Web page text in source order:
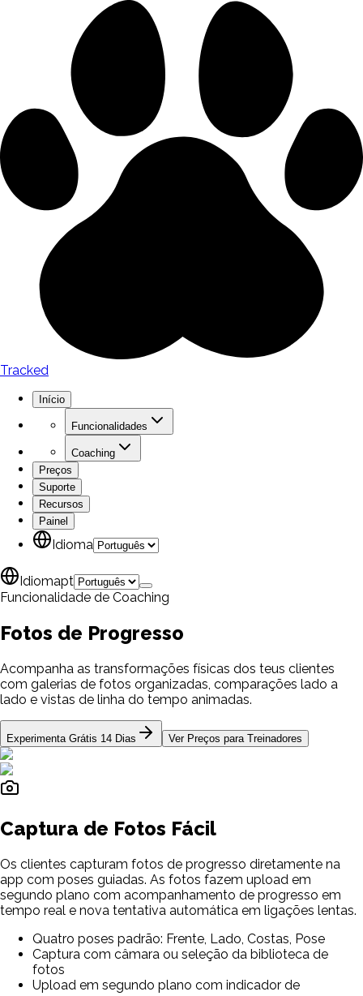
Tracked
Início
Funcionalidades
Coaching
Preços
Suporte
Recursos
Painel
Idioma
Idiomapt
Funcionalidade de Coaching
Fotos de Progresso
Acompanha as transformações físicas dos teus clientes
com galerias de fotos organizadas, comparações lado a
lado e vistas de linha do tempo animadas.
Experimenta Grátis 14 Dias Ver Preços para Treinadores
Captura de Fotos Fácil
Os clientes capturam fotos de progresso diretamente na
app com poses guiadas. As fotos fazem upload em
segundo plano com acompanhamento de progresso em
tempo real e nova tentativa automática em ligações lentas.
Quatro poses padrão: Frente, Lado, Costas, Pose
Captura com câmara ou seleção da biblioteca de
fotos
Upload em segundo plano com indicador de